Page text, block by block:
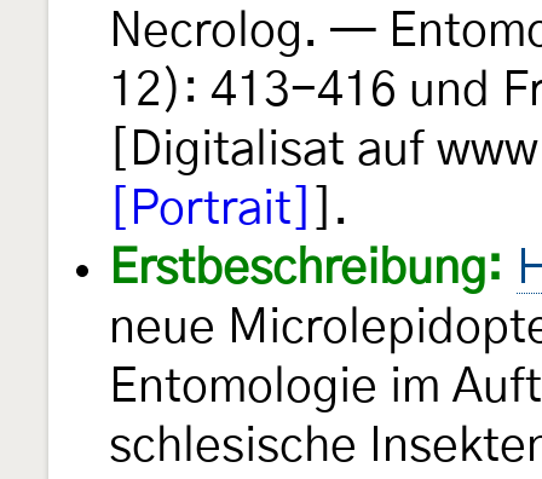
Necrolog. —
12): 413-416 und
[Digitalisat auf
[Portrait]
].
Erstbeschreibung:
neue
Entomologie im
schlesische